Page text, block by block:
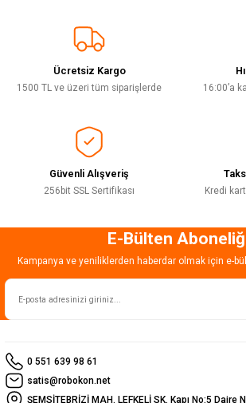
Ürün resmi kalitesiz, bozuk veya
Ürün açıklamasında eksik bilgiler bulunuyor.
Ürün bilgilerinde hatalar bulunuyor.
Bu ürüne benzer farklı alternatifler olmalı.
Gönder
Deneyimini Paylaş
Ücretsiz Kargo
1500 TL ve üzeri tüm siparişlerde 16:00’a
Güvenli Alışveriş
256bit SSL Sertifikası Kredi
E-Bülten
Kampanya ve yeniliklerden haberdar olmak için e-
0 551 639 98 61
satis@robokon.net
ŞEMSİTEBRİZİ MAH. LEFKELİ SK. Kapı No:5 Daire